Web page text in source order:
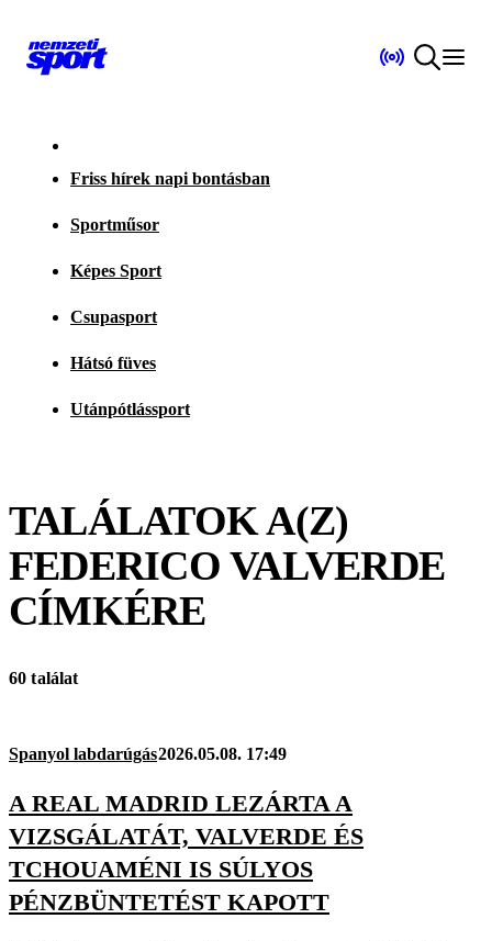
Friss hírek napi bontásban
Sportműsor
Képes Sport
Csupasport
Hátsó füves
Utánpótlássport
TALÁLATOK A(Z)
FEDERICO VALVERDE
CÍMKÉRE
60 találat
Spanyol labdarúgás2026.05.08. 17:49
A REAL MADRID LEZÁRTA A
VIZSGÁLATÁT, VALVERDE ÉS
TCHOUAMÉNI IS SÚLYOS
PÉNZBÜNTETÉST KAPOTT